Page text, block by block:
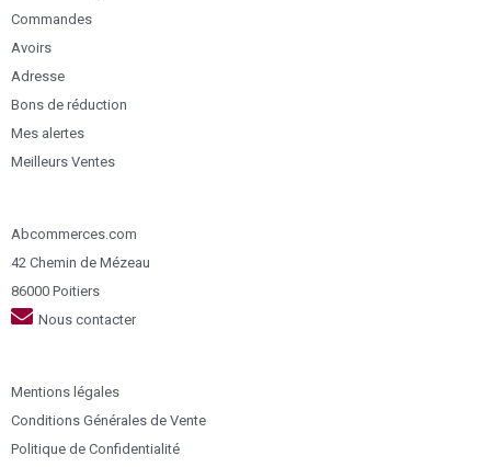
Commandes
Avoirs
Adresse
Bons de réduction
Mes alertes
Meilleurs Ventes
Abcommerces.com
42 Chemin de Mézeau
86000 Poitiers
Nous contacter
Mentions légales
Conditions Générales de Vente
Politique de Confidentialité